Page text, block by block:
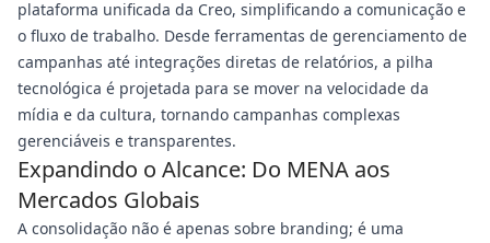
plataforma unificada da Creo, simplificando a comunicação e
o fluxo de trabalho. Desde ferramentas de gerenciamento de
campanhas até integrações diretas de relatórios, a pilha
tecnológica é projetada para se mover na velocidade da
mídia e da cultura, tornando campanhas complexas
gerenciáveis e transparentes.
Expandindo o Alcance: Do MENA aos
Mercados Globais
A consolidação não é apenas sobre branding; é uma